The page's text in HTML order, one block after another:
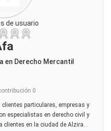
de usuario
en Derecho Mercantil
0
particulares, empresas y
especialistas en derecho civil y
clientes en la ciudad de Alzira. .